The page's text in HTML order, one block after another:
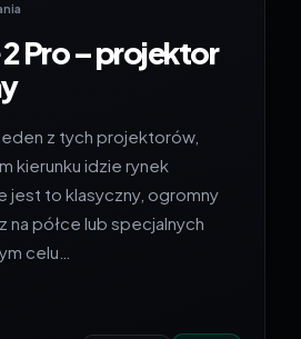
Pro – projektor
z tych projektorów,
kierunku idzie rynek
jest to klasyczny, ogromny
na półce lub specjalnych
celu…